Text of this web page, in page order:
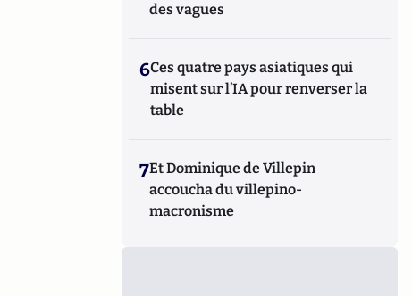
des vagues
6Ces quatre pays asiatiques qui
misent sur l’IA pour renverser la
table
7Et Dominique de Villepin
accoucha du villepino-
macronisme